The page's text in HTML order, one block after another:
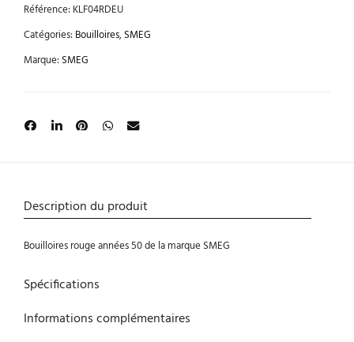
Référence:KLF04RDEU
Catégories:Bouilloires,SMEG
Marque:SMEG
Description du produit
Bouilloires rouge années 50 de la marque SMEG
Spécifications
Informations complémentaires